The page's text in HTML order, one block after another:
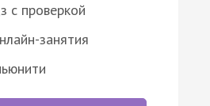
с проверкой
занятия